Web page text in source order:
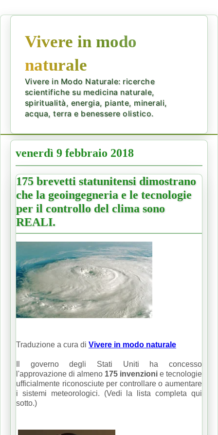
Vivere in modo
naturale
Vivere in Modo Naturale: ricerche
scientifiche su medicina naturale,
spiritualità, energia, piante, minerali,
acqua, terra e benessere olistico.
venerdì 9 febbraio 2018
175 brevetti statunitensi dimostrano
che la geoingegneria e le tecnologie
per il controllo del clima sono
REALI.
Traduzione a cura di Vivere in modo naturale
Il governo degli Stati Uniti ha concesso
l'approvazione di almeno 175 invenzioni e tecnologie
ufficialmente riconosciute per controllare o aumentare
i sistemi meteorologici. (Vedi la lista completa qui
sotto.)